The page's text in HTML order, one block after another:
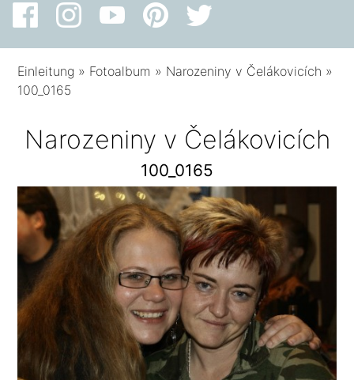
Einleitung » Fotoalbum » Narozeniny v Čelákovicích »
100_0165
Narozeniny v Čelákovicích
100_0165